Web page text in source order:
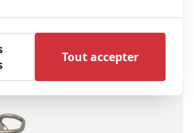
Tout accepter